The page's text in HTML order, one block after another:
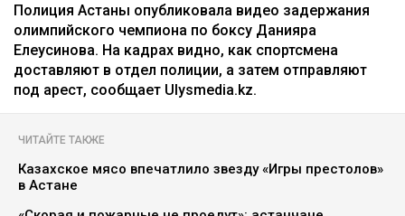
Полиция Астаны опубликовала видео задержания
олимпийского чемпиона по боксу Данияра
Елеусинова. На кадрах видно, как спортсмена
доставляют в отдел полиции, а затем отправляют
под арест, сообщает Ulysmedia.kz.
ЧИТАЙТЕ ТАКЖЕ
Казахское мясо впечатлило звезду «Игры престолов»
в Астане